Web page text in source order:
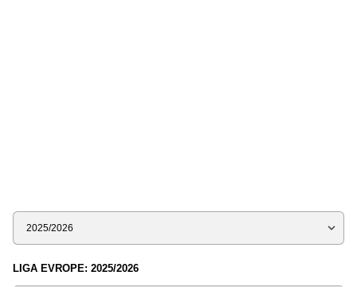
Sezona
LIGA EVROPE: 2025/2026